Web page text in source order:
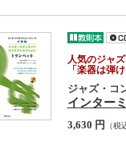
人気のジャ
「楽器は弾
ジャズ・コ
インター
3,630 円 （税